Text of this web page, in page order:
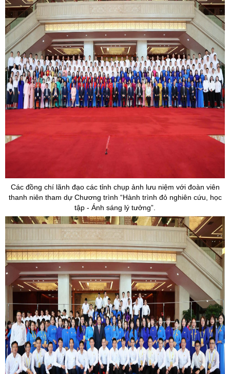
Các đồng chí lãnh đạo các tỉnh chụp ảnh lưu niệm với đoàn viên
thanh niên tham dự Chương trình “Hành trình đỏ nghiên cứu, học
tập - Ánh sáng lý tưởng”